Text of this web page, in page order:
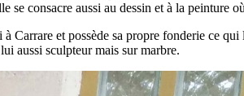
se consacre aussi au dessin et à la peinture
Carrare et possède sa propre fonderie ce
aussi sculpteur mais sur marbre.